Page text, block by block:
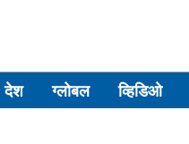
देश ग्लोबल व्हिडिओ